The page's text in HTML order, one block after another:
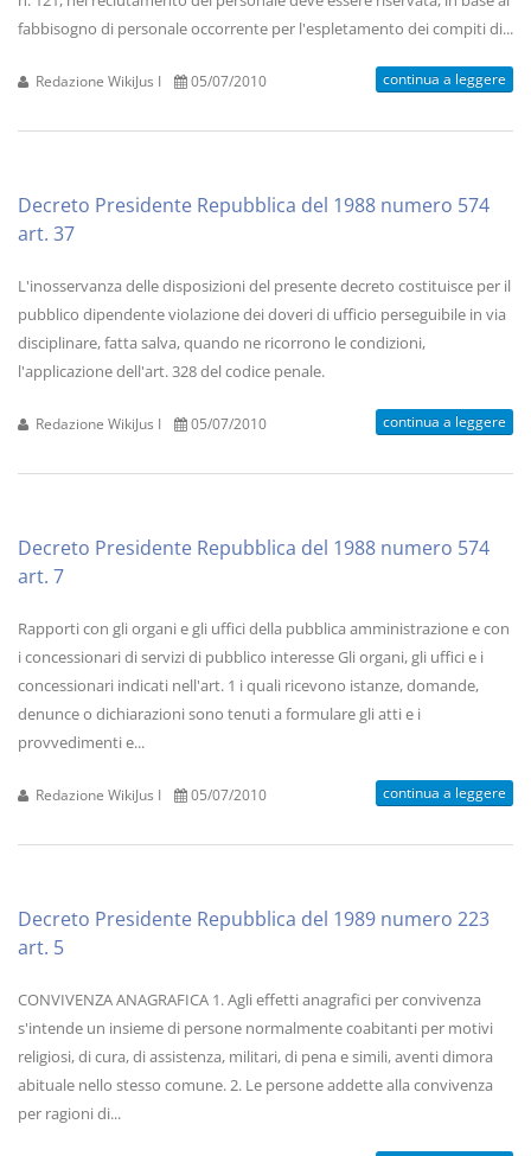
fabbisogno di personale occorrente per l'espletamento dei compiti di...
Redazione WikiJus I 05/07/2010 continua a leggere
Decreto Presidente Repubblica del 1988 numero 574
art. 37
L'inosservanza delle disposizioni del presente decreto costituisce per il
pubblico dipendente violazione dei doveri di ufficio perseguibile in via
disciplinare, fatta salva, quando ne ricorrono le condizioni,
l'applicazione dell'art. 328 del codice penale.
Redazione WikiJus I 05/07/2010 continua a leggere
Decreto Presidente Repubblica del 1988 numero 574
art. 7
Rapporti con gli organi e gli uffici della pubblica amministrazione e con
i concessionari di servizi di pubblico interesse Gli organi, gli uffici e i
concessionari indicati nell'art. 1 i quali ricevono istanze, domande,
denunce o dichiarazioni sono tenuti a formulare gli atti e i
provvedimenti e...
Redazione WikiJus I 05/07/2010 continua a leggere
Decreto Presidente Repubblica del 1989 numero 223
art. 5
CONVIVENZA ANAGRAFICA 1. Agli effetti anagrafici per convivenza
s'intende un insieme di persone normalmente coabitanti per motivi
religiosi, di cura, di assistenza, militari, di pena e simili, aventi dimora
abituale nello stesso comune. 2. Le persone addette alla convivenza
per ragioni di...